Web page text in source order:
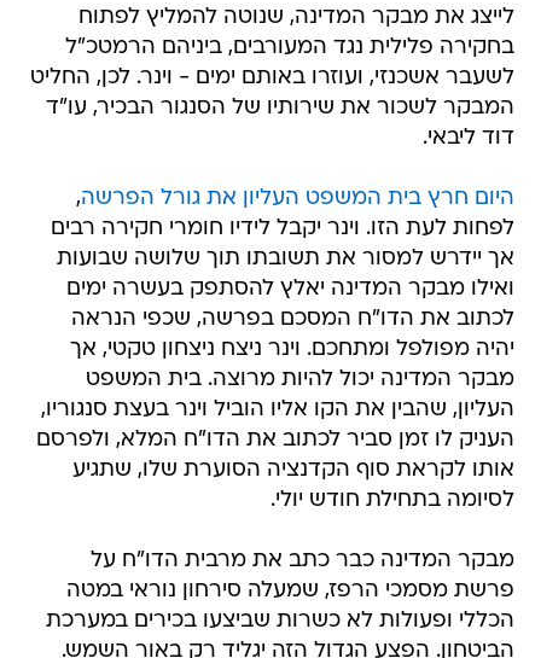
לייצג את מבקר המדינה, שנוטה להמליץ לפתוח
בחקירה פלילית נגד המעורבים, ביניהם הרמטכ"ל
לשעבר אשכנזי, ועוזרו באותם ימים - וינר. לכן, החליט
המבקר לשכור את שירותיו של הסנגור הבכיר, עו"ד
דוד ליבאי.
היום חרץ בית המשפט העליון את גורל הפרשה,
לפחות לעת הזו. וינר יקבל לידיו חומרי חקירה רבים
אך יידרש למסור את תשובתו תוך שלושה שבועות
ואילו מבקר המדינה יאלץ להסתפק בעשרה ימים
לכתוב את הדו"ח המסכם בפרשה, שכפי הנראה
יהיה מפולפל ומתחכם. וינר ניצח ניצחון טקטי, אך
מבקר המדינה יכול להיות מרוצה. בית המשפט
העליון, שהבין את הקו אליו הוביל וינר בעצת סנגוריו,
העניק לו זמן סביר לכתוב את הדו"ח המלא, ולפרסם
אותו לקראת סוף הקדנציה הסוערת שלו, שתגיע
לסיומה בתחילת חודש יולי.
מבקר המדינה כבר כתב את מרבית הדו"ח על
פרשת מסמכי הרפז, שמעלה סירחון נוראי במטה
הכללי ופעולות לא כשרות שביצעו בכירים במערכת
הביטחון. הפצע הגדול הזה יגליד רק באור השמש.